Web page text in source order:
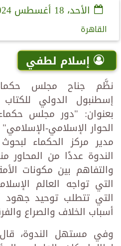
الأحد، 18 أغسطس 2024
القاهرة
إسلام لطفي
نظَّم جناح مجلس
إسطنبول الدولي
بعنوان: "دور مجلس
الحوار الإسلامي-
مدير مركز الحكماء
الندوة عددًا من المحاور
والتفاهم بين مكونات
التي تواجه العالم
التي تتطلب توحيد جهود
أسباب الخلاف والصراع
وفي مستهل الندوة، قال